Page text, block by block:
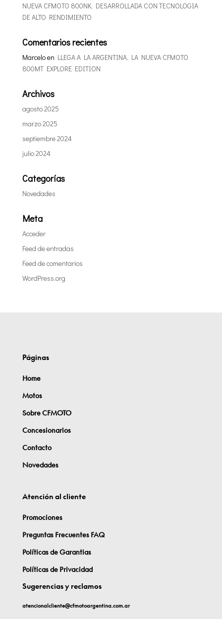
NUEVA CFMOTO 800NK, DESARROLLADA CON TECNOLOGIA
DE ALTO RENDIMIENTO
Comentarios recientes
Marceloen LLEGA A LA ARGENTINA, LA NUEVA CFMOTO
800MT EXPLORE EDITION
Archivos
agosto 2025
marzo 2025
septiembre 2024
julio 2024
Categorías
Novedades
Meta
Acceder
Feed de entradas
Feed de comentarios
WordPress.org
Páginas
Home
Motos
Sobre CFMOTO
Concesionarios
Contacto
Novedades
Atención al cliente
Promociones
Preguntas Frecuentes FAQ
Políticas de Garantias
Políticas de Privacidad
Sugerencias y reclamos
atencionalcliente@cfmotoargentina.com.ar